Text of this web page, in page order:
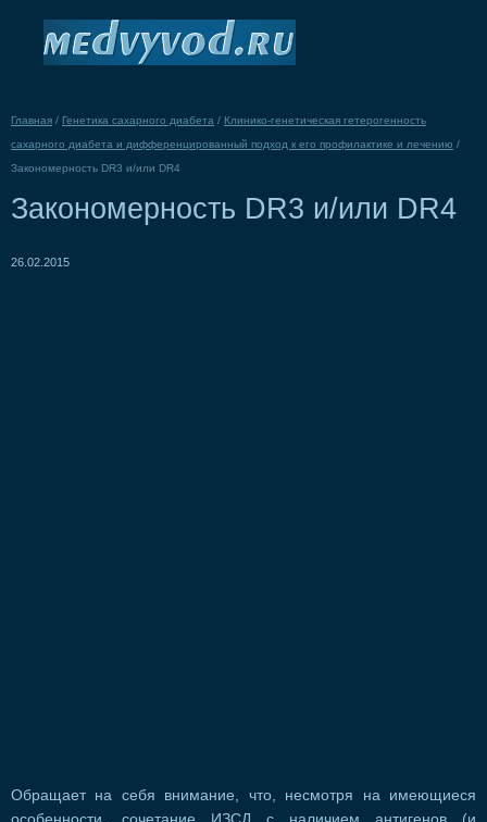
Главная / Генетика сахарного диабета / Клинико-генетическая гетерогенность
сахарного диабета и дифференцированный подход к его профилактике и лечению /
Закономерность DR3 и/или DR4
Закономерность DR3 и/или DR4
26.02.2015
Обращает на себя внимание, что, несмотря на имеющиеся